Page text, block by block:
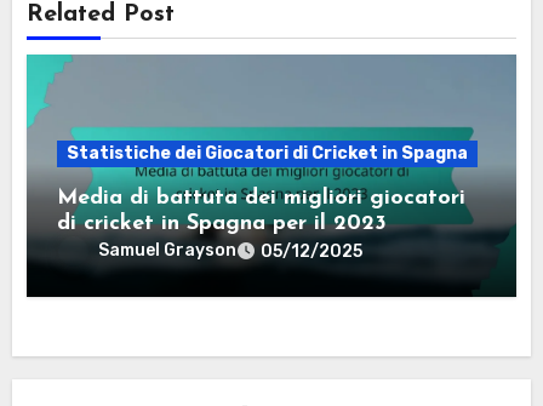
Related Post
Statistiche dei Giocatori di Cricket in Spagna
Media di battuta dei migliori giocatori
di cricket in Spagna per il 2023
Samuel Grayson 05/12/2025